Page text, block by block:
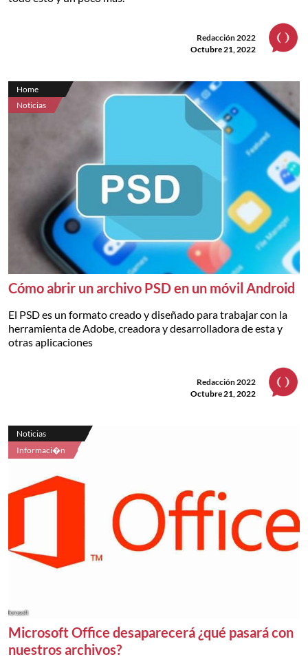
Redacción 2022
Octubre 21, 2022
Home
Noticias
Cómo abrir un archivo PSD en un móvil Android
El PSD es un formato creado y diseñado para trabajar con la
herramienta de Adobe, creadora y desarrolladora de esta y
otras aplicaciones
Redacción 2022
Octubre 21, 2022
Noticias
Informaci�n
Microsoft Office desaparecerá ¿qué pasará con
nuestros archivos?